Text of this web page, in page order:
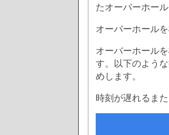
たオーバーホー
オーバーホール
オーバーホール
す。以下のよう
めします。
時刻が遅れるま